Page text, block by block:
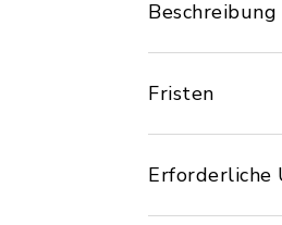
Beschreibung
Fristen
Erforderliche